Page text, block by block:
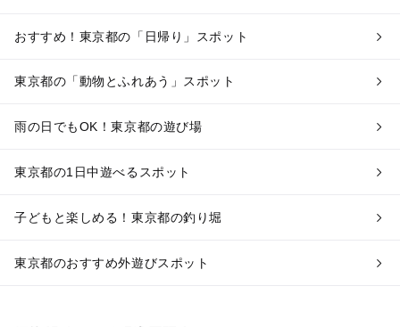
おすすめ！東京都の「日帰り」スポット
東京都の「動物とふれあう」スポット
雨の日でもOK！東京都の遊び場
東京都の1日中遊べるスポット
子どもと楽しめる！東京都の釣り堀
東京都のおすすめ外遊びスポット